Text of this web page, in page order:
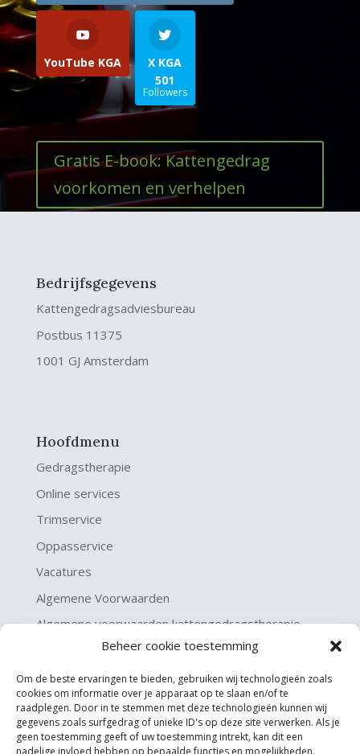
Beheer cookie toestemming
Om de beste ervaringen te bieden, gebruiken wij technologieën zoals
cookies om informatie over je apparaat op te slaan en/of te
raadplegen. Door in te stemmen met deze technologieën kunnen wij
gegevens zoals surfgedrag of unieke ID's op deze site verwerken. Als je
geen toestemming geeft of uw toestemming intrekt, kan dit een
nadelige invloed hebben op bepaalde functies en mogelijkheden.
YouTube KGA
X KGA
501
Followers
Gratis E-book: Kattengedrag
voorkomen en verhelpen
Bedrijfsgegevens
Kattengedragsadviesbureau
Postbus 11375
1001 GJ Amsterdam
Hoofdmenu
Gedragstherapie
Online services
Trimservice
Oppasservice
Vacatures
Algemene Voorwaarden
Algemene voorwaarden kattengedragstherapie
Privacy verklaring
Disclaimer & Copyright